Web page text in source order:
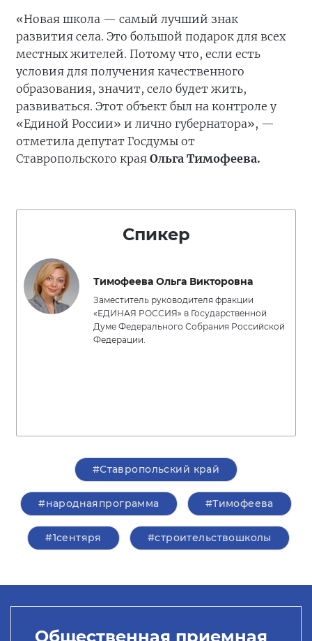
«Новая школа — самый лучший знак
развития села. Это большой подарок для всех
местных жителей. Потому что, если есть
условия для получения качественного
образования, значит, село будет жить,
развиваться. Этот объект был на контроле у
«Единой России» и лично губернатора», —
отметила депутат Госдумы от
Ставропольского края Ольга Тимофеева.
Спикер
Тимофеева Ольга Викторовна
Заместитель руководителя фракции
«ЕДИНАЯ РОССИЯ» в Государственной
Думе Федерального Собрания Российской
Федерации.
#Ставропольский край
#народнаяпрограмма #Тимофеева
#1сентяря #строительствошколы
Общественная приемная